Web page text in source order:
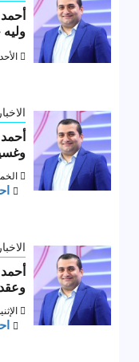
الأحد, 18 يناير 2026,
الاخبار
الخميس, 31
الاخبار
الإثنين, 30 يونيو